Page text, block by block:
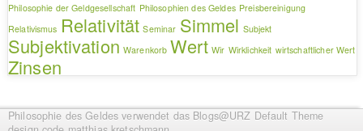
Philosophie der Geldgesellschaft Philosophien des Geldes Preisbereinigung
Relativismus Relativität Seminar Simmel Subjekt
Subjektivation Warenkorb Wert Wir Wirklichkeit wirtschaftlicher Wert
Zinsen
Philosophie des Geldes verwendet das Blogs@URZ Default Theme